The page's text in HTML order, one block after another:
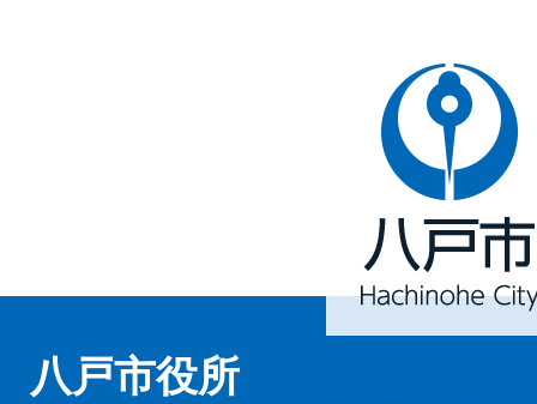
八
戸
Hachinohe
City
八戸市役所